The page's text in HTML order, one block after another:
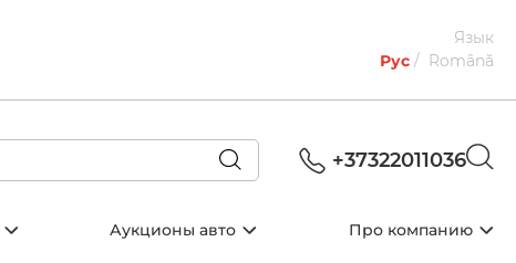
Язык
Рус
Română
+37322011036
Аукционы авто Про компанию